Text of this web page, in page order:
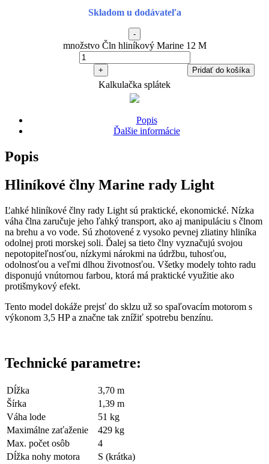
Skladom u dodávateľa
-
množstvo Čln hliníkový Marine 12 M
+ Pridať do košíka
Kalkulačka splátek
Popis
Ďalšie informácie
Popis
Hliníkové člny Marine rady Light
Ľahké hliníkové člny rady Light sú praktické, ekonomické. Nízka
váha člna zaručuje jeho ľahký transport, ako aj manipuláciu s člnom
na brehu a vo vode. Sú zhotovené z vysoko pevnej zliatiny hliníka
odolnej proti morskej soli. Ďalej sa tieto člny vyznačujú svojou
nepotopiteľnosťou, nízkymi nárokmi na údržbu, tuhosťou,
odolnosťou a veľmi dlhou životnosťou. Všetky modely tohto radu
disponujú vnútornou farbou, ktorá má praktické využitie ako
protišmykový efekt.
Tento model dokáže prejsť do sklzu už so spaľovacím motorom s
výkonom 3,5 HP a značne tak znížiť spotrebu benzínu.
Technické parametre:
Dĺžka
3,70 m
Šírka
1,39 m
Váha lode
51 kg
Maximálne zaťaženie
429 kg
Max. počet osôb
4
Dĺžka nohy motora
S (krátka)